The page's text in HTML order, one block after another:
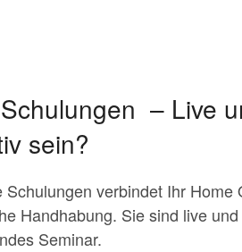
– Live
sein?
Schulungen verbindet Ihr
Handhabung. Sie sind live
Seminar.